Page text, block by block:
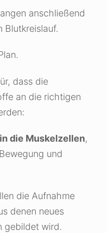
anschließend
Blutkreislauf.
dass die
an die richtigen
die Muskelzellen,
und
die Aufnahme
denen neues
gebildet wird.